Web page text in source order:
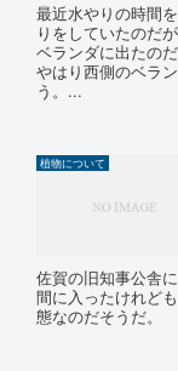
最近水やりの時間
りをしていたのだ
ベランダに出たの
やはり西側のベラ
う。...
植物について
佐賀の旧知事公舎
間に入ったけれど
態なのだそうだ。